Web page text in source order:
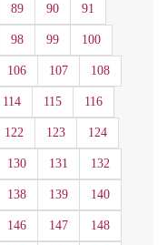
89 90 91
98 99 100
106 107 108
114 115 116
122 123 124
130 131 132
138 139 140
146 147 148